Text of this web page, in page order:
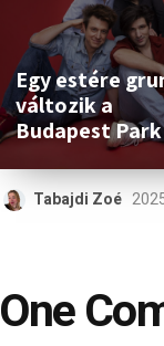
Egy estére
változik a
Budapest Park
Tabajdi Zoé
One